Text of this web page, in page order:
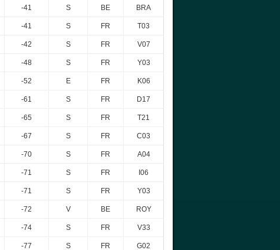
-41 S BE BRA
-41 S FR T03
-42 S FR V07
-48 S FR Y03
-52 E FR K06
-61 S FR D17
-65 S FR T21
-67 S FR C03
-70 S FR A04
-71 S FR I06
-71 S FR Y03
-72 V BE ROY
-74 S FR V33
-77 S FR G02